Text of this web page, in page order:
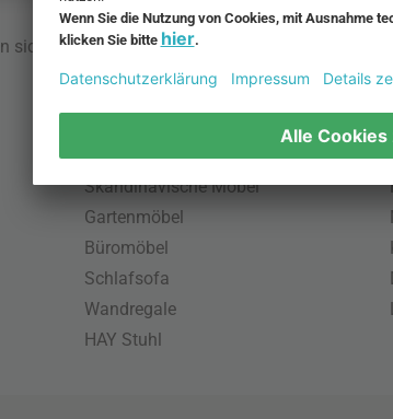
sich inklusive MwSt. und zzgl.
Skandinavische Möbel
Gartenmöbel
Büromöbel
Schlafsofa
Wandregale
HAY Stuhl